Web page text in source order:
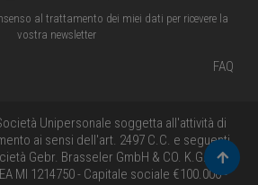
al trattamento dei miei dati per ricevere la
vostra newsletter
FAQ
Unipersonale soggetta all'attività di
ai sensi dell'art. 2497 C.C. e seguenti
Gebr. Brasseler GmbH & CO. K.G.
MI 1214750 - Capitale sociale €100.000 -
Torna